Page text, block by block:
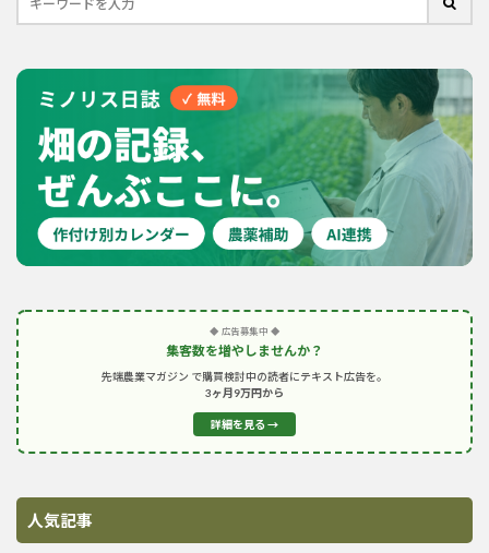
◆ 広告募集中 ◆
集客数を増やしませんか？
先端農業マガジン で購買検討中の読者にテキスト広告を。
3ヶ月9万円から
詳細を見る →
人気記事